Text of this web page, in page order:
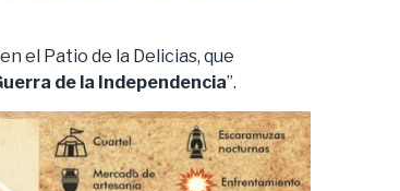
el Patio de la Delicias, que
de la Independencia”.